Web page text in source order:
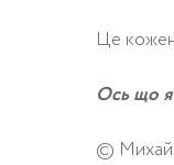
Це
Ось що
©